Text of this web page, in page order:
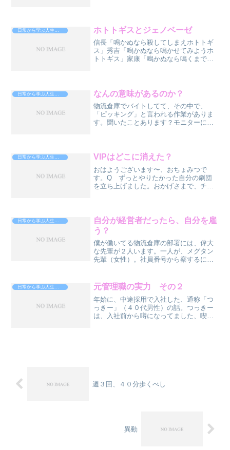
養過多じゃね？ってことで...
日常から学ぶ人生攻略法 ホトトギスとジェノベーゼ
信長「鳴かぬなら殺してしまえホトトギ
ス」秀吉「鳴かぬなら鳴かせてみようホ
トトギス」家康「鳴かぬなら鳴くまでま
短気、工夫、忍耐。さて、...
なんの意味があるのか？
物流倉庫でバイトしてて、その中で、
「ピッキング」と言われる作業がありま
す。聞いたことあります？モニターに表
れ、自分がピッキングする際の手...
日常から学ぶ人生攻略法 VIPはどこに消えた？
おはようございます〜、おちょみつで
す。Q ずっとやりたかった自分の劇団
を立ち上げました。おかげさまで、チケ
まだと続けていくことが出来...
日常から学ぶ人生攻略法
自分が経営者だったら、自分を雇
う？
僕が働いてる物流倉庫の部署には、偉大
な先輩が２人います。一人が、メグタン
先輩（女性）。社員番号から察するに、
キングという作業をやってますが、遅
い。大体、メグタン先輩のところで...
日常から学ぶ人生攻略法 元管理職の実力 その２
年始に、中途採用で入社した、通称「つ
っきー」（４０代男性）の話。つっきー
は、入社前から噂になってました、喫煙
週３回、４０分歩くべし
異動